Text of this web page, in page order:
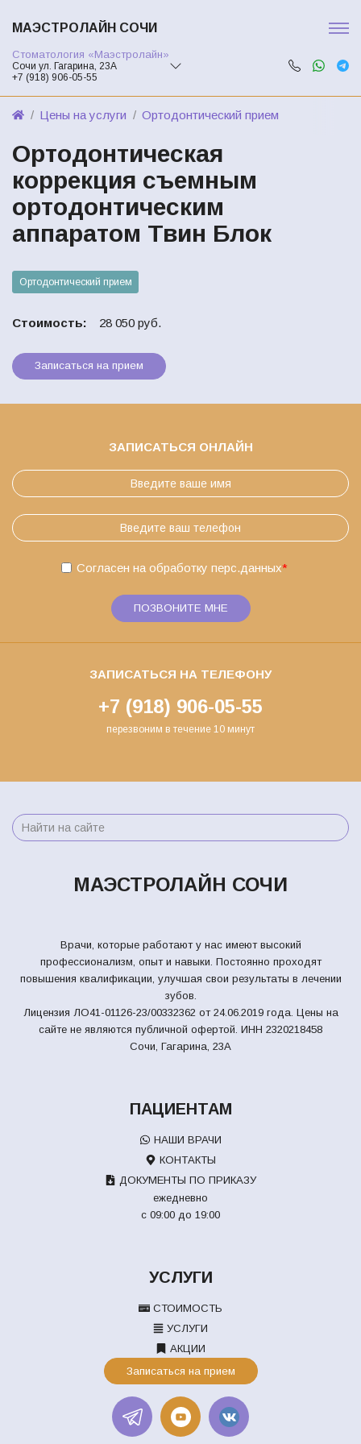
МАЭСТРОЛАЙН СОЧИ
Стоматология «Маэстролайн»
Сочи ул. Гагарина, 23А
+7 (918) 906-05-55
Цены на услуги Ортодонтический прием
Ортодонтическая
коррекция съемным
ортодонтическим
аппаратом Твин Блок
Ортодонтический прием
Стоимость: 28 050 руб.
Записаться на прием
ЗАПИСАТЬСЯ ОНЛАЙН
Согласен на обработку перс.данных*
ПОЗВОНИТЕ МНЕ
ЗАПИСАТЬСЯ НА ТЕЛЕФОНУ
+7 (918) 906-05-55
перезвоним в течение 10 минут
МАЭСТРОЛАЙН СОЧИ
Врачи, которые работают у нас имеют высокий
профессионализм, опыт и навыки. Постоянно проходят
повышения квалификации, улучшая свои результаты в лечении
зубов.
Лицензия ЛО41-01126-23/00332362 от 24.06.2019 года. Цены на
сайте не являются публичной офертой. ИНН 2320218458
Сочи, Гагарина, 23А
ПАЦИЕНТАМ
НАШИ ВРАЧИ
КОНТАКТЫ
ДОКУМЕНТЫ ПО ПРИКАЗУ
ежедневно
с 09:00 до 19:00
УСЛУГИ
СТОИМОСТЬ
УСЛУГИ
АКЦИИ
Записаться на прием